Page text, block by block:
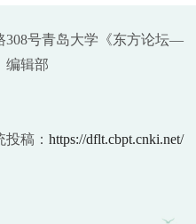
308号青岛大学《东方论坛—
编辑部
稿： https://dflt.cbpt.cnki.net/